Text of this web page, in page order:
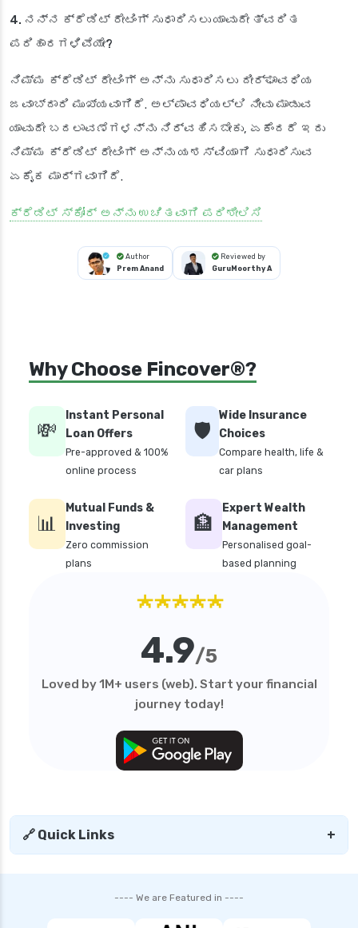
4. ನನ್ನ ಕ್ರೆಡಿಟ್ ರೇಟಿಂಗ್ ಸುಧಾರಿಸಲು ಯಾವುದೇ ತ್ವರಿತ
ಪರಿಹಾರಗಳಿವೆಯೇ?
ನಿಮ್ಮ ಕ್ರೆಡಿಟ್ ರೇಟಿಂಗ್ ಅನ್ನು ಸುಧಾರಿಸಲು ದೀರ್ಘಾವಧಿಯ
ಜವಾಬ್ದಾರಿ ಮುಖ್ಯವಾಗಿದೆ. ಅಲ್ಪಾವಧಿಯಲ್ಲಿ ನೀವು ಮಾಡುವ
ಯಾವುದೇ ಬದಲಾವಣೆಗಳನ್ನು ನಿರ್ವಹಿಸಬೇಕು, ಏಕೆಂದರೆ ಇದು
ನಿಮ್ಮ ಕ್ರೆಡಿಟ್ ರೇಟಿಂಗ್ ಅನ್ನು ಯಶಸ್ವಿಯಾಗಿ ಸುಧಾರಿಸುವ
ಏಕೈಕ ಮಾರ್ಗವಾಗಿದೆ.
ಕ್ರೆಡಿಟ್ ಸ್ಕೋರ್ ಅನ್ನು ಉಚಿತವಾಗಿ ಪರಿಶೀಲಿಸಿ
Author
Prem Anand
Reviewed by
GuruMoorthy A
Why Choose Fincover®?
💸
Instant Personal
Loan Offers
Pre-approved & 100%
online process
🛡️
Wide Insurance
Choices
Compare health, life &
car plans
📊
Mutual Funds &
Investing
Zero commission
plans
🏦
Expert Wealth
Management
Personalised goal-
based planning
★★★★★
4.9/5
Loved by 1M+ users (web). Start your financial
journey today!
🔗 Quick Links +
---- We are Featured in ----